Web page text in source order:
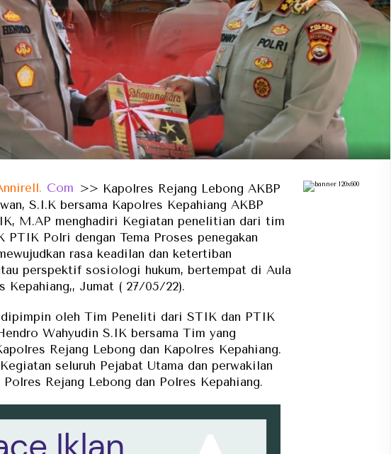
Com >> Kapolres Rejang Lebong AKBP
S.I.K bersama Kapolres Kepahiang AKBP
M.AP menghadiri Kegiatan penelitian dari tim
Polri dengan Tema Proses penegakan
rasa keadilan dan ketertiban
perspektif sosiologi hukum, bertempat di Aula
Kepahiang,, Jumat ( 27/05/22).
oleh Tim Peneliti dari STIK dan PTIK
Wahyudin S.IK bersama Tim yang
Rejang Lebong dan Kapolres Kepahiang.
seluruh Pejabat Utama dan perwakilan
Rejang Lebong dan Polres Kepahiang.
Ke Tanah Suci Biar Fokus Ibadah,
Urusan Koneksi Pakai Tri Ibadah